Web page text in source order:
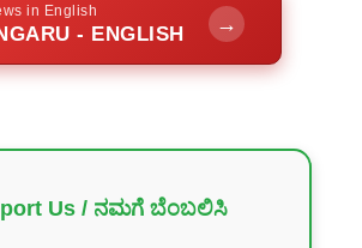
in English
- ENGLISH →
Us / ನಮಗೆ ಬೆಂಬಲಿಸಿ